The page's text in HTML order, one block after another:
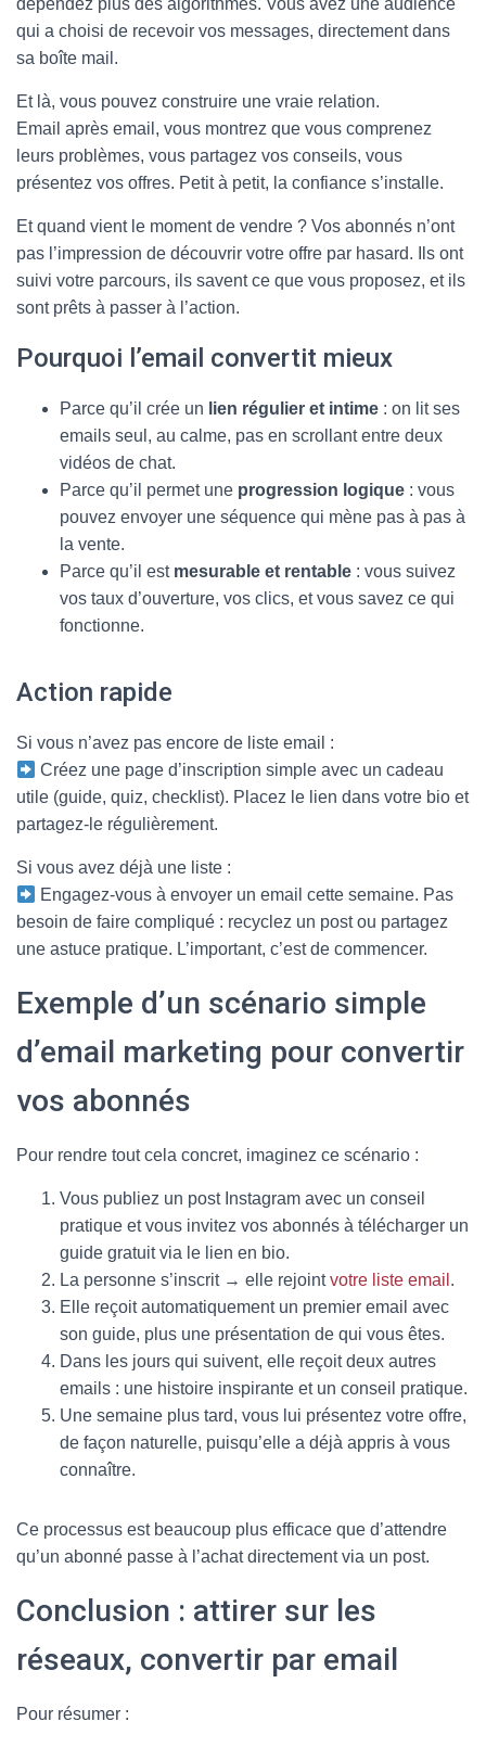
dépendez plus des algorithmes. Vous avez une audience
qui a choisi de recevoir vos messages, directement dans
sa boîte mail.
Et là, vous pouvez construire une vraie relation.
Email après email, vous montrez que vous comprenez
leurs problèmes, vous partagez vos conseils, vous
présentez vos offres. Petit à petit, la confiance s’installe.
Et quand vient le moment de vendre ? Vos abonnés n’ont
pas l’impression de découvrir votre offre par hasard. Ils ont
suivi votre parcours, ils savent ce que vous proposez, et ils
sont prêts à passer à l’action.
Pourquoi l’email convertit mieux
Parce qu’il crée un lien régulier et intime : on lit ses
emails seul, au calme, pas en scrollant entre deux
vidéos de chat.
Parce qu’il permet une progression logique : vous
pouvez envoyer une séquence qui mène pas à pas à
la vente.
Parce qu’il est mesurable et rentable : vous suivez
vos taux d’ouverture, vos clics, et vous savez ce qui
fonctionne.
Action rapide
Si vous n’avez pas encore de liste email :
Créez une page d’inscription simple avec un cadeau
utile (guide, quiz, checklist). Placez le lien dans votre bio et
partagez-le régulièrement.
Si vous avez déjà une liste :
Engagez-vous à envoyer un email cette semaine. Pas
besoin de faire compliqué : recyclez un post ou partagez
une astuce pratique. L’important, c’est de commencer.
Exemple d’un scénario simple
d’email marketing pour convertir
vos abonnés
Pour rendre tout cela concret, imaginez ce scénario :
Vous publiez un post Instagram avec un conseil
pratique et vous invitez vos abonnés à télécharger un
guide gratuit via le lien en bio.
La personne s’inscrit → elle rejointvotre liste email .
Elle reçoit automatiquement un premier email avec
son guide, plus une présentation de qui vous êtes.
Dans les jours qui suivent, elle reçoit deux autres
emails : une histoire inspirante et un conseil pratique.
Une semaine plus tard, vous lui présentez votre offre,
de façon naturelle, puisqu’elle a déjà appris à vous
connaître.
Ce processus est beaucoup plus efficace que d’attendre
qu’un abonné passe à l’achat directement via un post.
Conclusion : attirer sur les
réseaux, convertir par email
Pour résumer :